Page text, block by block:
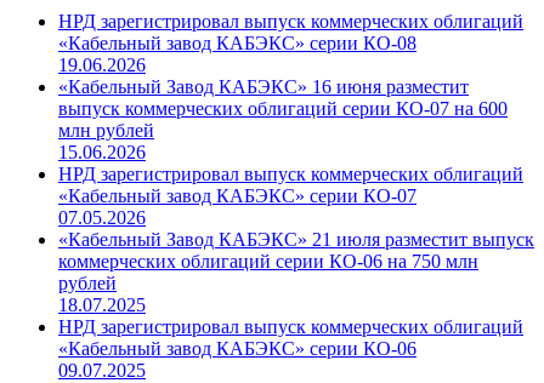
НРД зарегистрировал выпуск коммерческих облигаций
«Кабельный завод КАБЭКС» серии КО-08
19.06.2026
«Кабельный Завод КАБЭКС» 16 июня разместит
выпуск коммерческих облигаций серии КО-07 на 600
млн рублей
15.06.2026
НРД зарегистрировал выпуск коммерческих облигаций
«Кабельный завод КАБЭКС» серии КО-07
07.05.2026
«Кабельный Завод КАБЭКС» 21 июля разместит выпуск
коммерческих облигаций серии КО-06 на 750 млн
рублей
18.07.2025
НРД зарегистрировал выпуск коммерческих облигаций
«Кабельный завод КАБЭКС» серии КО-06
09.07.2025